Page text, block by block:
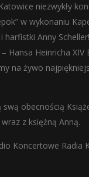
niezwykły
w wykonaniu
harfistki Anny
Hansa Heinricha XIV
na żywo
obecnością
z księżną Anną.
Koncertowe Radia